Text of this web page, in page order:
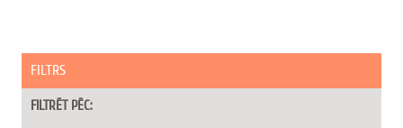
FILTRS
FILTRĒT PĒC: